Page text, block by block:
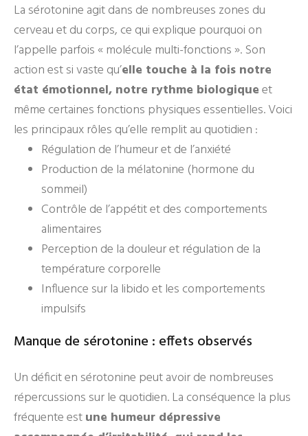
La sérotonine agit dans de nombreuses zones du
cerveau et du corps, ce qui explique pourquoi on
l’appelle parfois « molécule multi-fonctions ». Son
action est si vaste qu’elle touche à la fois notre
état émotionnel, notre rythme biologiqueet
même certaines fonctions physiques essentielles. Voici
les principaux rôles qu’elle remplit au quotidien :
Régulation de l’humeur et de l’anxiété
Production de la mélatonine (hormone du
sommeil)
Contrôle de l’appétit et des comportements
alimentaires
Perception de la douleur et régulation de la
température corporelle
Influence sur la libido et les comportements
impulsifs
Manque de sérotonine : effets observés
Un déficit en sérotonine peut avoir de nombreuses
répercussions sur le quotidien. La conséquence la plus
fréquente estune humeur dépressive